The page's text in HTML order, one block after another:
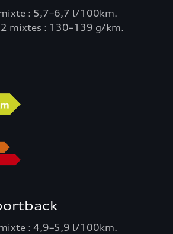
: 5,7–6,7 l/100km.
mixtes : 130–139 g/km.
: 4,9–5,9 l/100km.